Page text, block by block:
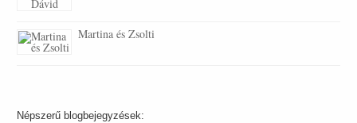
Martina és Zsolti
Népszerű blogbejegyzések: